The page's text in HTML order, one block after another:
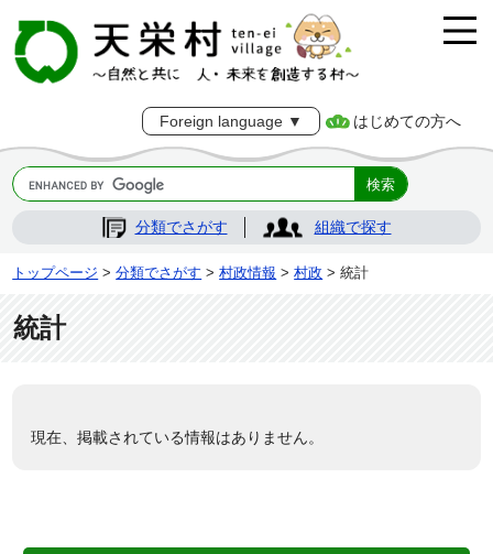
Foreign language ▼ はじめての方へ
分類でさがす 組織で探す
トップページ >分類でさがす >村政情報 >村政 > 統計
統計
現在、掲載されている情報はありません。